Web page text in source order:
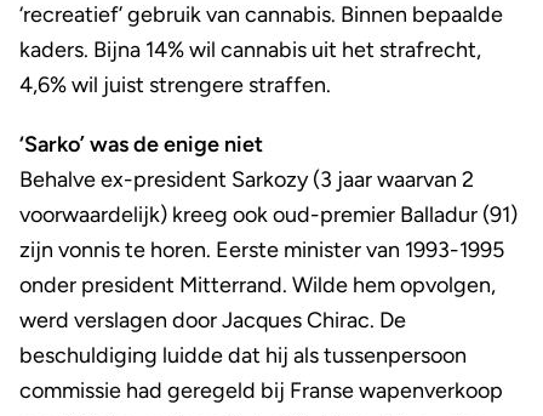
‘recreatief’ gebruik van cannabis. Binnen bepaalde
kaders. Bijna 14% wil cannabis uit het strafrecht,
4,6% wil juist strengere straffen.
‘Sarko’ was de enige niet
Behalve ex-president Sarkozy (3 jaar waarvan 2
voorwaardelijk) kreeg ook oud-premier Balladur (91)
zijn vonnis te horen. Eerste minister van 1993-1995
onder president Mitterrand. Wilde hem opvolgen,
werd verslagen door Jacques Chirac. De
beschuldiging luidde dat hij als tussenpersoon
commissie had geregeld bij Franse wapenverkoop